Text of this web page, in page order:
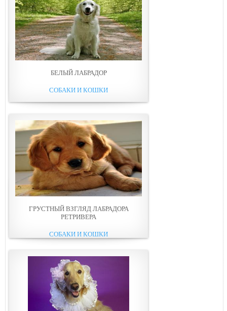
БЕЛЫЙ ЛАБРАДОР
СОБАКИ И КОШКИ
ГРУСТНЫЙ ВЗГЛЯД ЛАБРАДОРА
РЕТРИВЕРА
СОБАКИ И КОШКИ